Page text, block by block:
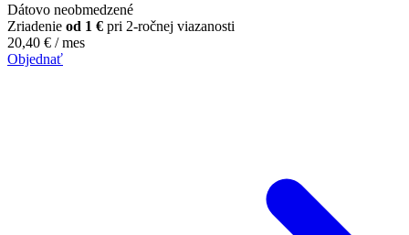
Dátovo neobmedzené
Zriadenie od 1 € pri 2-ročnej viazanosti
20,40 € / mes
Objednať